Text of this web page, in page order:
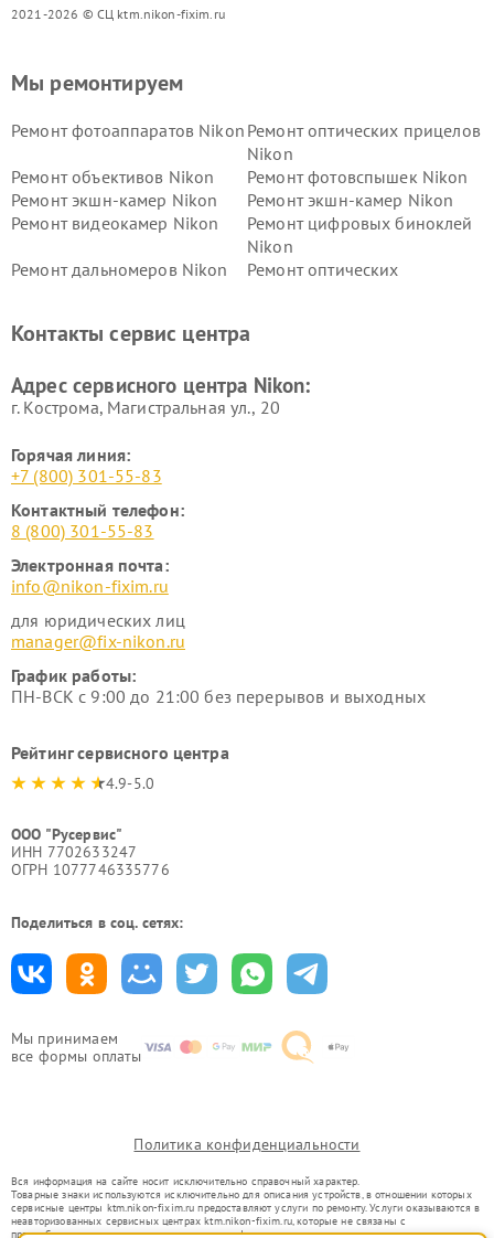
2021-2026 © СЦ ktm.nikon-fixim.ru
Мы принимаем
все формы оплаты
Мы ремонтируем
Ремонт фотоаппаратов Nikon Ремонт оптических прицелов
Nikon
Ремонт объективов Nikon
Ремонт фотовспышек Nikon
Ремонт экшн-камер Nikon
Ремонт экшн-камер Nikon
Ремонт видеокамер Nikon
Ремонт цифровых биноклей
Nikon
Ремонт дальномеров Nikon
Ремонт оптических
Контакты сервис центра
Адрес сервисного центра Nikon:
г. Кострома, Магистральная ул., 20
Горячая линия:
+7 (800) 301-55-83
Контактный телефон:
8 (800) 301-55-83
Электронная почта:
info@nikon-fixim.ru
для юридических лиц
manager@fix-nikon.ru
График работы:
ПН-ВСК с 9:00 до 21:00 без перерывов и выходных
Рейтинг сервисного центра
4.9-5.0
ООО "Русервис"
ИНН 7702633247
ОГРН 1077746335776
Поделиться в соц. сетях:
Политика конфиденциальности
Вся информация на сайте носит исключительно справочный характер.
Товарные знаки используются исключительно для описания устройств, в отношении которых
сервисные центры ktm.nikon-fixim.ru предоставляют услуги по ремонту. Услуги оказываются в
неавторизованных сервисных центрах ktm.nikon-fixim.ru, которые не связаны с
правообладателями товарных знаков или их официальными представителями.